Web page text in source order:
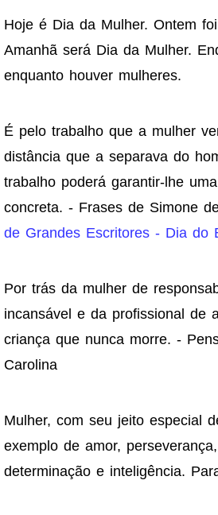
Hoje é Dia da Mulher. Ontem
Amanhã será Dia da Mulher.
enquanto houver mulheres.
É pelo trabalho que a mulher
distância que a separava do
trabalho poderá garantir-lhe
concreta. - Frases de Simone
de Grandes Escritores - Dia do
Por trás da mulher de
incansável e da profissional de
criança que nunca morre. -
Carolina
Mulher, com seu jeito especial
exemplo de amor,
determinação e inteligência.